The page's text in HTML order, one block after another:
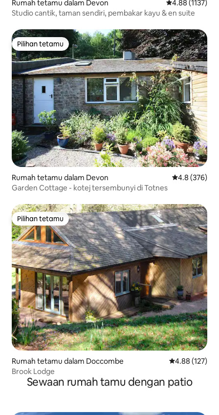
Rumah tetamu dalam Devon Penarafan
4.88 (1137)
Studio cantik, taman sendiri, pembakar kayu & en suite
Pilihan tetamu
Pilihan tetamu
Rumah tetamu dalam Devon Penarafan
4.8 (376)
Garden Cottage - kotej tersembunyi di Totnes
Pilihan tetamu
Pilihan tetamu
Rumah tetamu dalam Doccombe Penarafan
4.88 (127)
Brook Lodge
Sewaan rumah tamu dengan patio